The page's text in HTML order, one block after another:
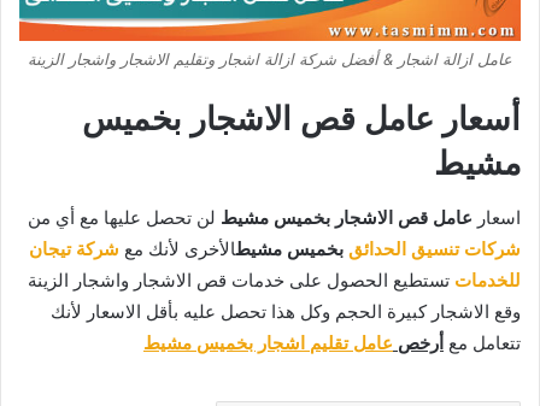
عامل ازالة اشجار & أفضل شركة ازالة اشجار وتقليم الاشجار واشجار الزينة
أسعار عامل قص الاشجار بخميس
مشيط
اسعار عامل قص الاشجار بخميس مشيط لن تحصل عليها مع أي من
شركات تنسيق الحدائق بخميس مشيطالأخرى لأنك مع شركة تيجان
للخدمات تستطيع الحصول على خدمات قص الاشجار واشجار الزينة
وقع الاشجار كبيرة الحجم وكل هذا تحصل عليه بأقل الاسعار لأنك
تتعامل مع أرخص عامل تقليم اشجار بخميس مشيط